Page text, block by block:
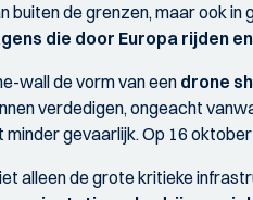
buiten de grenzen, maar ook
die door Europa rijden
wall de vorm van eendrone
verdedigen, ongeacht
minder gevaarlijk. Op 16
alleen de grote kritieke